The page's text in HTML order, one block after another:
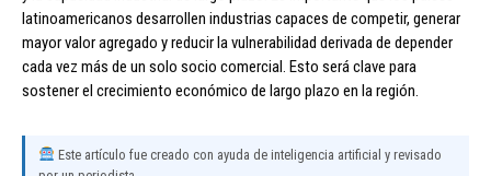
latinoamericanos desarrollen industrias capaces de competir, generar
mayor valor agregado y reducir la vulnerabilidad derivada de depender
cada vez más de un solo socio comercial. Esto será clave para
sostener el crecimiento económico de largo plazo en la región.
Este artículo fue creado con ayuda de inteligencia artificial y revisado